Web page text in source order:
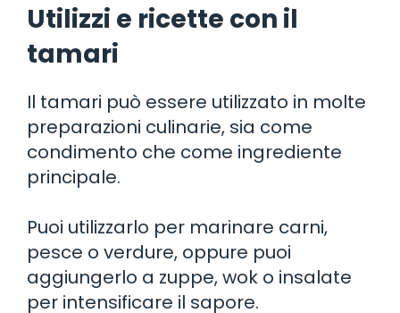
Utilizzi e ricette con il
tamari
Il tamari può essere utilizzato in molte
preparazioni culinarie, sia come
condimento che come ingrediente
principale.
Puoi utilizzarlo per marinare carni,
pesce o verdure, oppure puoi
aggiungerlo a zuppe, wok o insalate
per intensificare il sapore.